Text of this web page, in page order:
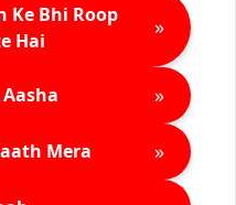
Ke Bhi Roop
Hai
»
»
Mera »